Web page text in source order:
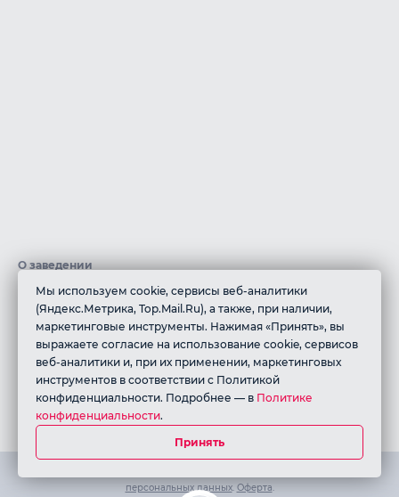
О заведении
В ресторане грузинской кухни «АРГО» мы создали атмосферу
грузинского дома, который всегда отличается особым
отношением к гостям!В нашем ресторане Вас встретят
радушием и знаменитым гостеприимством, а на Вашем столе
появится по настоящему вкусная, здоровая и разнообразная
еда, ароматы которой напомнят многоликое грузинское
многоголосые
персональных данных. Оферта.
Мы используем cookie, сервисы веб-аналитики
(Яндекс.Метрика, Top.Mail.Ru), а также, при наличии,
маркетинговые инструменты. Нажимая «Принять», вы
выражаете согласие на использование cookie, сервисов
веб-аналитики и, при их применении, маркетинговых
инструментов в соответствии с Политикой
конфиденциальности. Подробнее — в Политике
конфиденциальности.
Принять